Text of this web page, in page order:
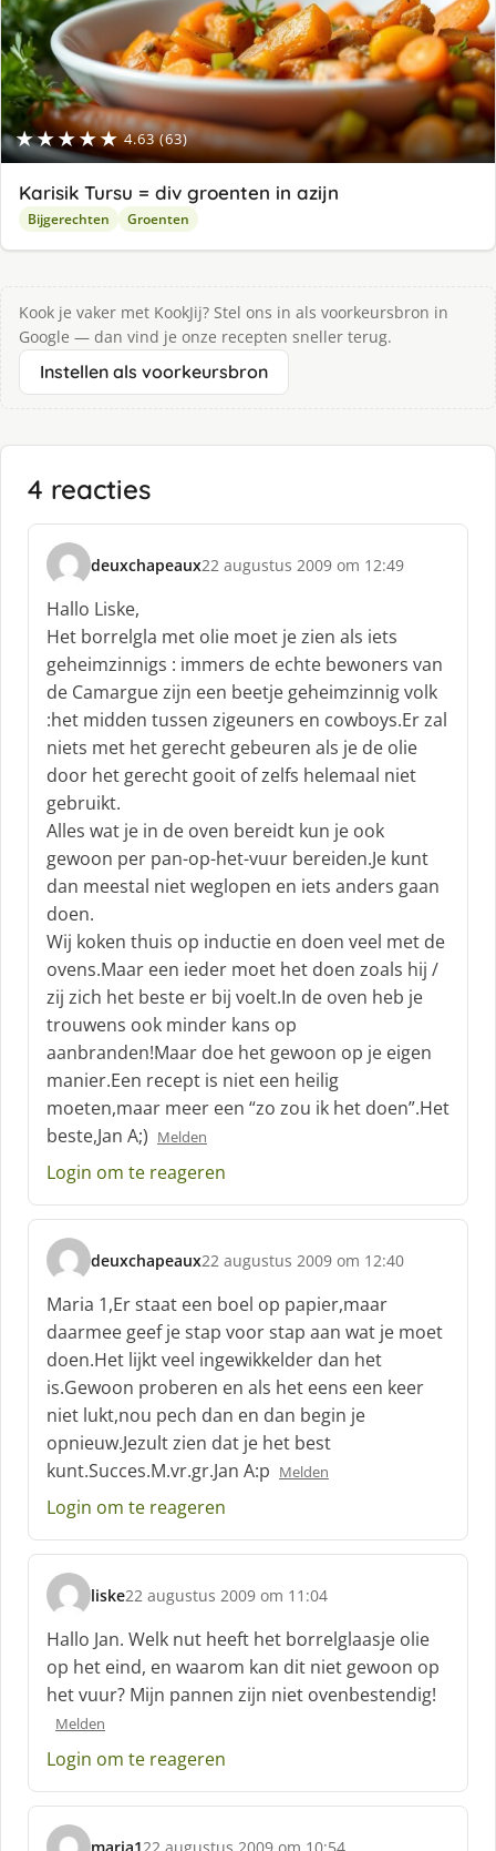
★★★★★ 4.63 (63)
Karisik Tursu = div groenten in azijn
Bijgerechten Groenten
Kook je vaker met KookJij? Stel ons in als voorkeursbron in
Google — dan vind je onze recepten sneller terug.
Instellen als voorkeursbron
4 reacties
deuxchapeaux
s
c
h
r
e
e
f
22 augustus 2009 om 12:49
Hallo Liske,
Het borrelgla met olie moet je zien als iets
geheimzinnigs : immers de echte bewoners van
de Camargue zijn een beetje geheimzinnig volk
:het midden tussen zigeuners en cowboys.Er zal
niets met het gerecht gebeuren als je de olie
door het gerecht gooit of zelfs helemaal niet
gebruikt.
Alles wat je in de oven bereidt kun je ook
gewoon per pan-op-het-vuur bereiden.Je kunt
dan meestal niet weglopen en iets anders gaan
doen.
Wij koken thuis op inductie en doen veel met de
ovens.Maar een ieder moet het doen zoals hij /
zij zich het beste er bij voelt.In de oven heb je
trouwens ook minder kans op
aanbranden!Maar doe het gewoon op je eigen
manier.Een recept is niet een heilig
moeten,maar meer een “zo zou ik het doen”.Het
beste,Jan A;) Melden
Login om te reageren
deuxchapeaux
s
c
h
r
e
e
f
22 augustus 2009 om 12:40
Maria 1,Er staat een boel op papier,maar
daarmee geef je stap voor stap aan wat je moet
doen.Het lijkt veel ingewikkelder dan het
is.Gewoon proberen en als het eens een keer
niet lukt,nou pech dan en dan begin je
opnieuw.Jezult zien dat je het best
kunt.Succes.M.vr.gr.Jan A:p Melden
Login om te reageren
liske
s
c
h
r
e
:
22 augustus 2009 om 11:04
Hallo Jan. Welk nut heeft het borrelglaasje olie
op het eind, en waarom kan dit niet gewoon op
het vuur? Mijn pannen zijn niet ovenbestendig!
Melden
Login om te reageren
maria122 augustus 2009 om 10:54